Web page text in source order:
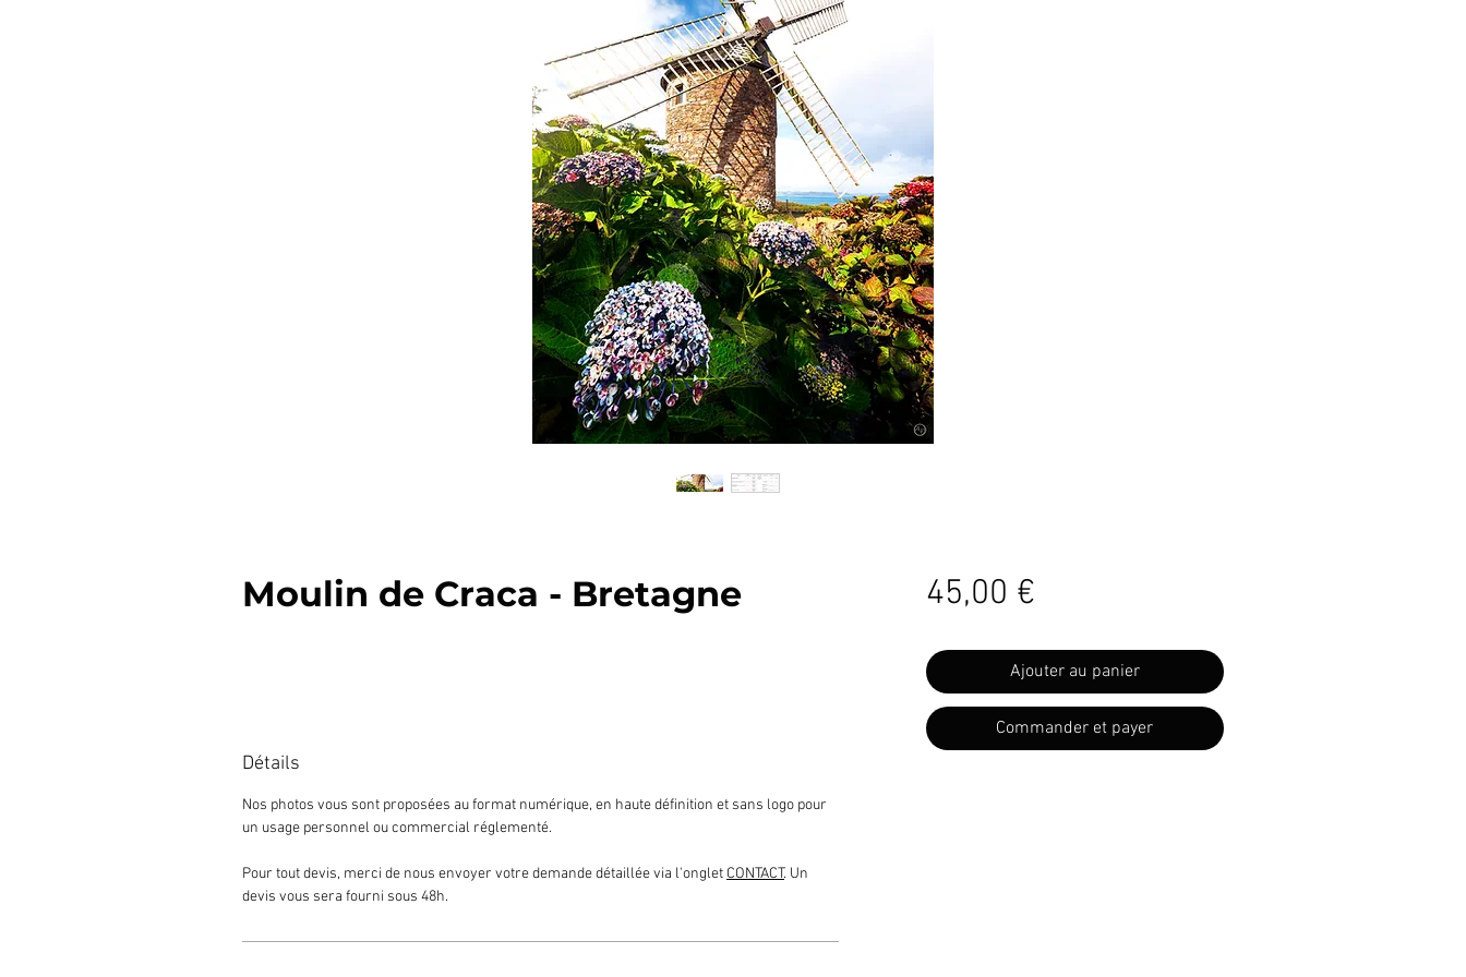
Moulin de Craca - Bretagne
Détails
Nos photos vous sont proposées au format numérique, en haute définition et sans logo pour
un usage personnel ou commercial réglementé.
Pour tout devis, merci de nous envoyer votre demande détaillée via l'onglet CONTACT. Un
devis vous sera fourni sous 48h.
45,00 €Prix
Ajouter au panier
Commander et payer